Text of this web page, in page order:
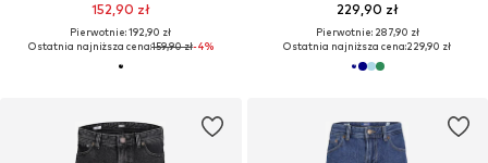
152,90 zł
Pierwotnie: 192,90 zł
Ostatnia najniższa cena:159,90 zł-4%
229,90 zł
Pierwotnie: 287,90 zł
Ostatnia najniższa cena:229,90 zł